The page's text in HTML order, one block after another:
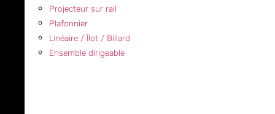
Projecteur sur rail
Plafonnier
Linéaire / Îlot / Billard
Ensemble dirigeable